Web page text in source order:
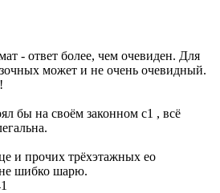
- ответ более, чем очевиден. Для
может и не очень очевидный.
бы на своём законном с1 , всё
и прочих трёхэтажных ео
не шибко шарю.